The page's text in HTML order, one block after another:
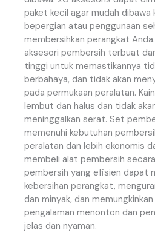
paket kecil agar mudah dibawa
bepergian atau penggunaan
membersihkan perangkat Anda.
aksesori pembersih terbuat
tinggi untuk memastikannya
berbahaya, dan tidak akan
pada permukaan peralatan. Kain
lembut dan halus dan tidak
meninggalkan serat. Set
memenuhi kebutuhan
peralatan dan lebih ekonomis
membeli alat pembersih secara
pembersih yang efisien dapat
kebersihan perangkat,
dan minyak, dan memungkinkan
pengalaman menonton dan
jelas dan nyaman.